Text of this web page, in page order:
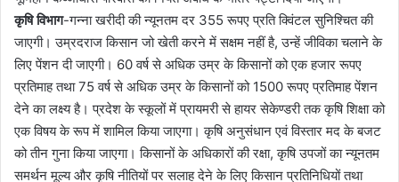
कृषि विभाग-गन्ना खरीदी की न्यूनतम दर 355 रूपए प्रति क्विंटल सुनिश्चित की
जाएगी। उम्रदराज किसान जो खेती करने में सक्षम नहीं है, उन्हें जीविका चलाने के
लिए पेंशन दी जाएगी। 60 वर्ष से अधिक उम्र के किसानों को एक हजार रूपए
प्रतिमाह तथा 75 वर्ष से अधिक उम्र के किसानों को 1500 रूपए प्रतिमाह पेंशन
देने का लक्ष्य है। प्रदेश के स्कूलों में प्रायमरी से हायर सेकेण्डरी तक कृषि शिक्षा को
एक विषय के रूप में शामिल किया जाएगा। कृषि अनुसंधान एवं विस्तार मद के बजट
को तीन गुना किया जाएगा। किसानों के अधिकारों की रक्षा, कृषि उपजों का न्यूनतम
समर्थन मूल्य और कृषि नीतियों पर सलाह देने के लिए किसान प्रतिनिधियों तथा